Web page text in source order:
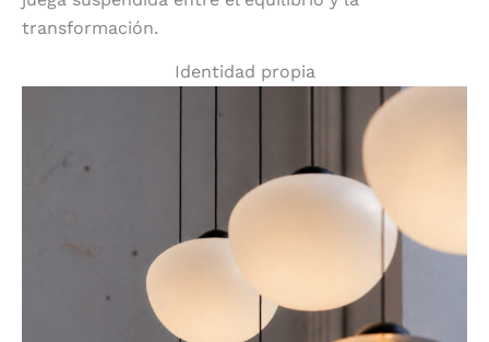
transformación.
Identidad propia